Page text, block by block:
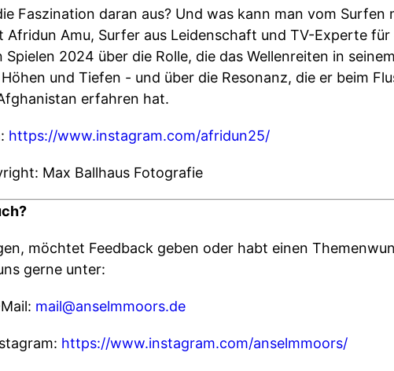
Faszination daran aus? Und was kann man vom Surfen
Afridun Amu, Surfer aus Leidenschaft und TV-Experte
Spielen 2024 über die Rolle, die das Wellenreiten in
und Tiefen - und über die Resonanz, die er beim
erfahren hat.
https://www.instagram.com/afridun25/
Max Ballhaus Fotografie
möchtet Feedback geben oder habt einen
gerne unter:
mail@anselmmoors.de
https://www.instagram.com/anselmmoors/